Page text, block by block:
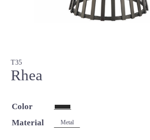
T35
Rhea
Color
Material
Metal